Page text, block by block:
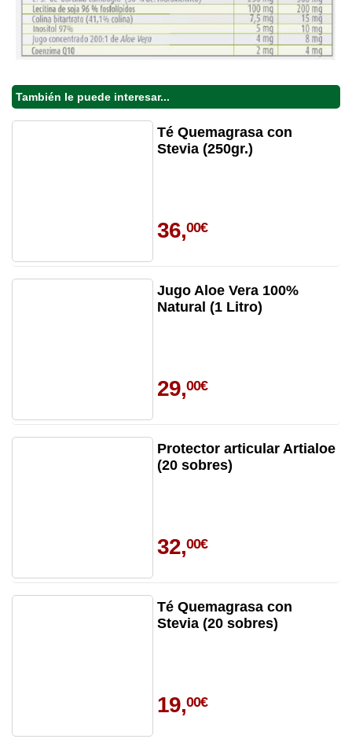
También le puede interesar...
Té Quemagrasa con
Stevia (250gr.)
36,00€
Jugo Aloe Vera 100%
Natural (1 Litro)
29,00€
Protector articular Artialoe
(20 sobres)
32,00€
Té Quemagrasa con
Stevia (20 sobres)
19,00€